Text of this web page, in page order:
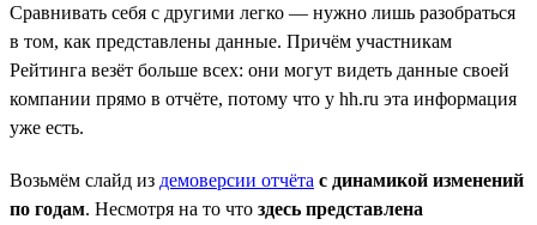
Сравнивать себя с другими легко — нужно лишь разобраться
в том, как представлены данные. Причём участникам
Рейтинга везёт больше всех: они могут видеть данные своей
компании прямо в отчёте, потому что у hh.ru эта информация
уже есть.
Возьмём слайд из демоверсии отчёта с динамикой изменений
по годам. Несмотря на то что здесь представлена